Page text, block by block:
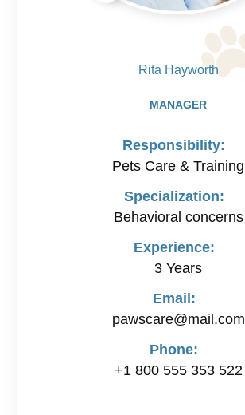
Rita Hayworth
MANAGER
Responsibility:
Pets Care & Training
Specialization:
Behavioral concerns
Experience:
3 Years
Email:
pawscare@mail.com
Phone:
+1 800 555 353 522